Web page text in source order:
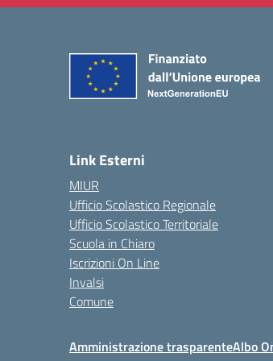
Link Esterni
MIUR
Ufficio Scolastico Regionale
Ufficio Scolastico Territoriale
Scuola in Chiaro
Iscrizioni On Line
Invalsi
Comune
Amministrazione trasparenteAlbo